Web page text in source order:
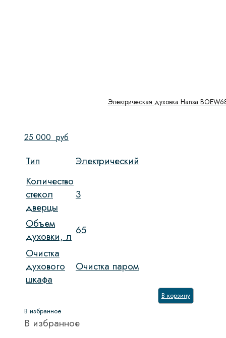
Электрическая духовка Hansa
25 000 руб
Тип
Электрический
Количество
стекол
дверцы
3
Объем
духовки, л 65
Очистка
духового
шкафа
Очистка паром
В корзину
В избранное
В избранное